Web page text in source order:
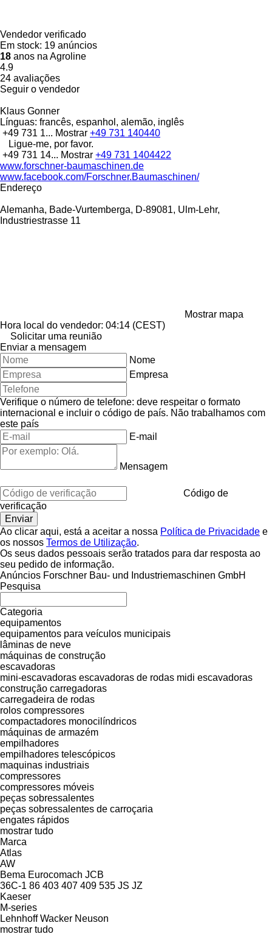
Vendedor verificado
Em stock: 19 anúncios
18 anos na Agroline
4.9
24 avaliações
Seguir o vendedor
Klaus Gonner
Línguas: francês, espanhol, alemão, inglês
+49 731 1... Mostrar +49 731 140440
Ligue-me, por favor.
+49 731 14... Mostrar +49 731 1404422
www.forschner-baumaschinen.de
www.facebook.com/Forschner.Baumaschinen/
Endereço
Alemanha, Bade-Vurtemberga, D-89081, Ulm-Lehr,
Industriestrasse 11
Mostrar mapa
Hora local do vendedor: 04:14 (CEST)
Solicitar uma reunião
Enviar a mensagem
Nome
Empresa
Verifique o número de telefone: deve respeitar o formato
internacional e incluir o código de país. Não trabalhamos com
este país
E-mail
Mensagem
Código de
verificação
Ao clicar aqui, está a aceitar a nossa Política de Privacidade e
os nossos Termos de Utilização.
Os seus dados pessoais serão tratados para dar resposta ao
seu pedido de informação.
Anúncios Forschner Bau- und Industriemaschinen GmbH
Pesquisa
Categoria
equipamentos
equipamentos para veículos municipais
lâminas de neve
máquinas de construção
escavadoras
mini-escavadoras escavadoras de rodas midi escavadoras
construção carregadoras
carregadeira de rodas
rolos compressores
compactadores monocilíndricos
máquinas de armazém
empilhadores
empilhadores telescópicos
maquinas industriais
compressores
compressores móveis
peças sobressalentes
peças sobressalentes de carroçaria
engates rápidos
mostrar tudo
Marca
Atlas
AW
Bema Eurocomach JCB
36C-1 86 403 407 409 535 JS JZ
Kaeser
M-series
Lehnhoff Wacker Neuson
mostrar tudo